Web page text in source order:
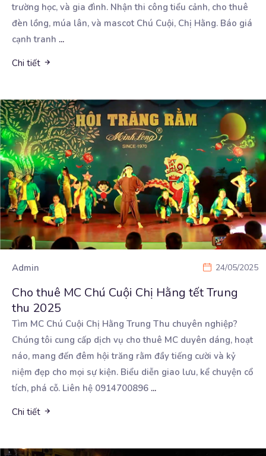
trường học, và gia đình. Nhận thi công tiểu cảnh, cho thuê
đèn lồng, múa lân, và mascot Chú Cuội, Chị Hằng. Báo giá
cạnh tranh ...
Chi tiết
Admin 24/05/2025
Cho thuê MC Chú Cuội Chị Hằng tết Trung
thu 2025
Tìm MC Chú Cuội Chị Hằng Trung Thu chuyên nghiệp?
Chúng tôi cung cấp dịch vụ cho thuê MC duyên dáng, hoạt
náo, mang đến đêm hội trăng rằm đầy tiếng cười và kỷ
niệm đẹp cho mọi sự kiện. Biểu diễn giao lưu, kể chuyện cổ
tích, phá cỗ. Liên hệ 0914700896 ...
Chi tiết